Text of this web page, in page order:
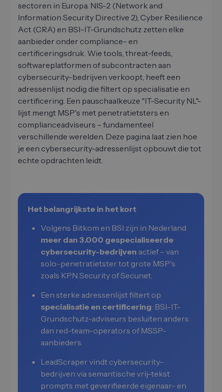
sectoren in Europa. NIS-2 (Network and
Information Security Directive 2), Cyber Resilience
Act (CRA) en BSI-IT-Grundschutz zetten elke
aanbieder onder compliance- en
certificeringsdruk. Wie tools, threat-feeds,
softwareplatformen of subcontracten aan
cybersecurity-bedrijven verkoopt, heeft een
adressenlijst nodig die filtert op specialisatie en
certificering. Een pauschaalkeuze "IT-Security NL"-
lijst mengt MSP's met penetratietsters en
complianceadviseurs – fundamenteel
verschillende werelden. Deze pagina laat zien hoe
je een cybersecurity-adressenlijst opbouwt die tot
echte opdrachten leidt.
Het belangrijkste in het kort
Volgens Bitkom en BSI zijn in Nederland
meer dan 3.000 gespecialiseerde
cybersecurity-bedrijven actief – van
solo-penetratietster tot grote MSP's
zoals KPN Security of Secunet.
Een sterke adressenlijst filtert op
specialisatie en certificering: BSI-IT-
Grundschutz-adviseurs besluiten anders
dan red-team-operators of MSSP-
aanbieders.
LeadScraper vindt cybersecurity-
bedrijven via semantische vrij-tekst
prompts met geverifieerde eigenaar- en